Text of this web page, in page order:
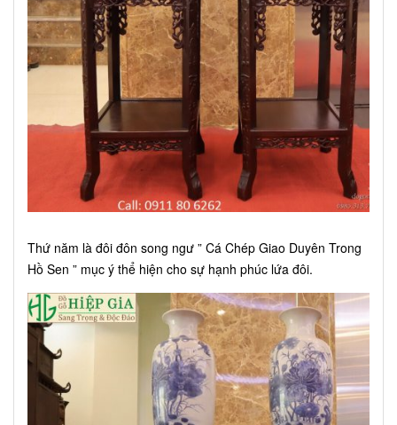
Thứ năm là đôi đôn song ngư ” Cá Chép Giao Duyên Trong
Hồ Sen ” mục ý thể hiện cho sự hạnh phúc lứa đôi.